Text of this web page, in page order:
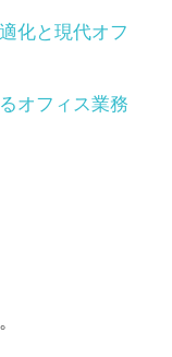
化と現代オフ
オフィス業務